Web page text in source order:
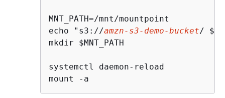
MNT_PATH=/mnt/mountpoint
echo "s3://amzn-s3-demo-bucket/ $
mkdir $MNT_PATH
systemctl daemon-reload